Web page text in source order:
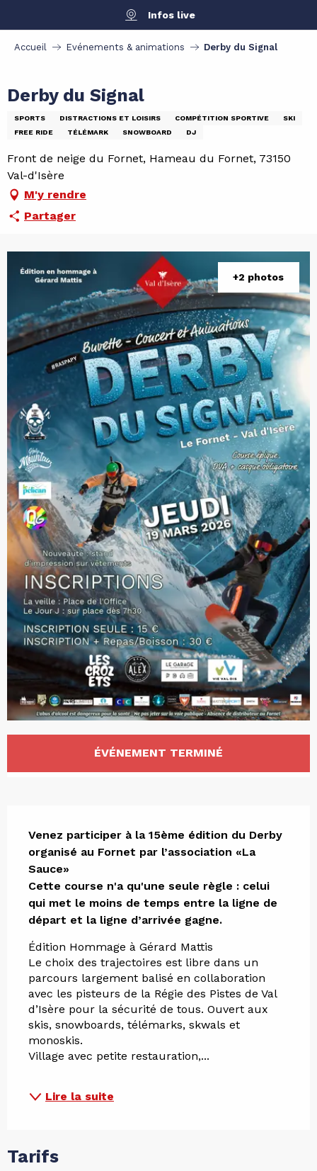
contenu
Infos live
Accueil Evénements & animations Derby du Signal
Derby du Signal
SPORTS DISTRACTIONS ET LOISIRS COMPÉTITION SPORTIVE
SKI
FREE RIDE
TÉLÉMARK SNOWBOARD DJ
Front de neige du Fornet, Hameau du Fornet, 73150
Val-d'Isère
M'y rendre
Partager
+2 photos
Ouverture et coordonnées
ÉVÉNEMENT TERMINÉ
Venez participer à la 15ème édition du Derby
organisé au Fornet par l’association «La
Sauce»
Cette course n'a qu'une seule règle : celui
qui met le moins de temps entre la ligne de
départ et la ligne d’arrivée gagne.
Édition Hommage à Gérard Mattis
Le choix des trajectoires est libre dans un
parcours largement balisé en collaboration
avec les pisteurs de la Régie des Pistes de Val
d’Isère pour la sécurité de tous. Ouvert aux
skis, snowboards, télémarks, skwals et
monoskis.
Village avec petite restauration,...
Lire la suite
Tarifs